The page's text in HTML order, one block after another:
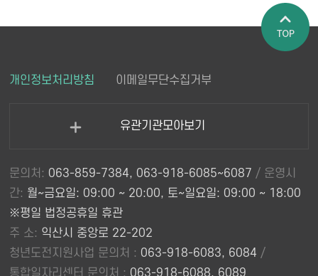
개인정보처리방침 이메일무단수집거부
유관기관모아보기
문의처: 063-859-7384, 063-918-6085~6087 / 운영시
간: 월~금요일: 09:00 ~ 20:00, 토~일요일: 09:00 ~ 18:00
※평일 법정공휴일 휴관
주 소: 익산시 중앙로 22-202
청년도전지원사업 문의처 : 063-918-6083, 6084 /
통합일자리센터 문의처 : 063-918-6088, 6089